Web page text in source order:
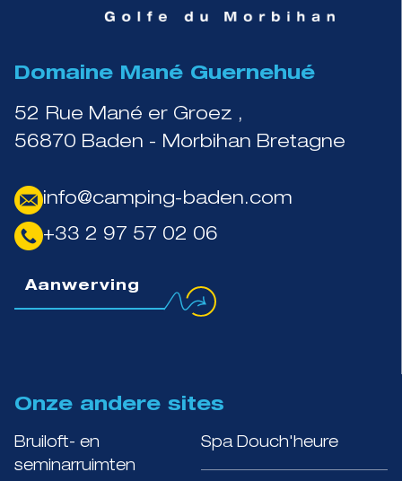
Domaine Mané Guernehué
52 Rue Mané er Groez ,
56870 Baden - Morbihan Bretagne
info@camping-baden.com
+33 2 97 57 02 06
Aanwerving
Onze andere sites
Bruiloft- en
seminarruimten
Spa Douch'heure